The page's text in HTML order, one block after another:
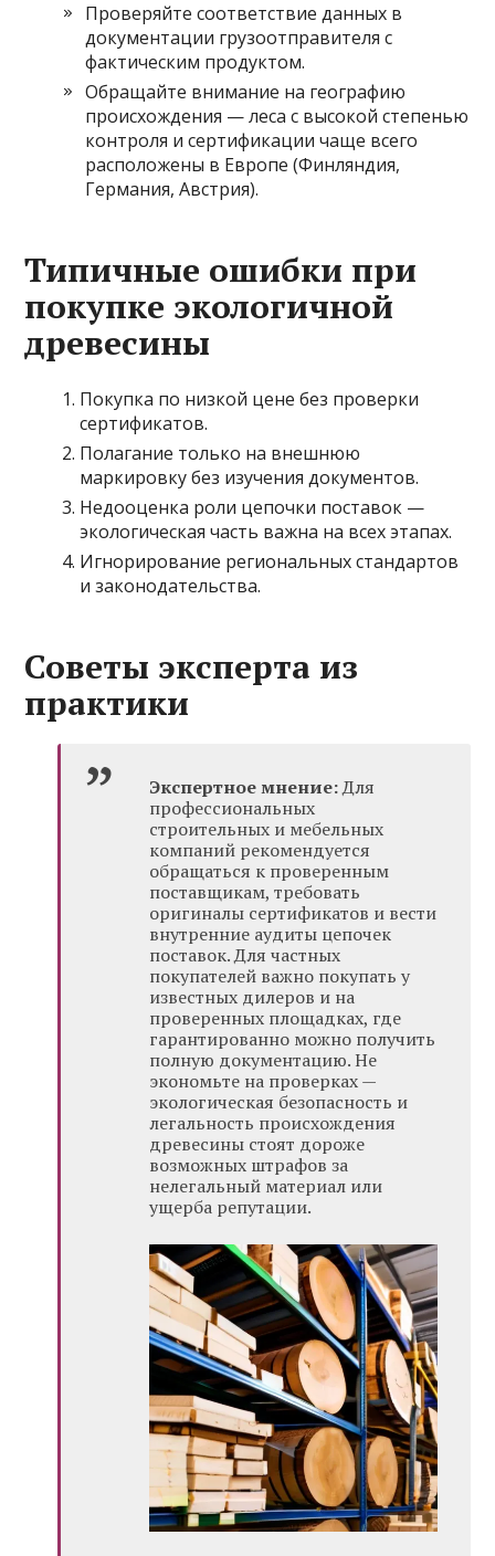
Проверяйте соответствие данных в
документации грузоотправителя с
фактическим продуктом.
Обращайте внимание на географию
происхождения — леса с высокой степенью
контроля и сертификации чаще всего
расположены в Европе (Финляндия,
Германия, Австрия).
Типичные ошибки при
покупке экологичной
древесины
Покупка по низкой цене без проверки
сертификатов.
Полагание только на внешнюю
маркировку без изучения документов.
Недооценка роли цепочки поставок —
экологическая часть важна на всех этапах.
Игнорирование региональных стандартов
и законодательства.
Советы эксперта из
практики
Экспертное мнение:Для
профессиональных
строительных и мебельных
компаний рекомендуется
обращаться к проверенным
поставщикам, требовать
оригиналы сертификатов и вести
внутренние аудиты цепочек
поставок. Для частных
покупателей важно покупать у
известных дилеров и на
проверенных площадках, где
гарантированно можно получить
полную документацию. Не
экономьте на проверках —
экологическая безопасность и
легальность происхождения
древесины стоят дороже
возможных штрафов за
нелегальный материал или
ущерба репутации.